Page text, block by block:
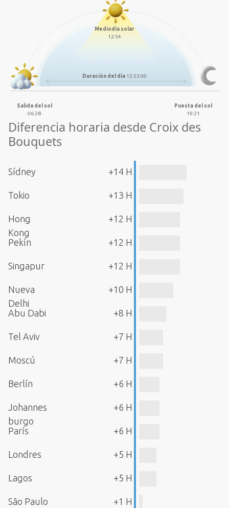
Mediodía solar
12:54
Duración del día 12:53:00
Salida del sol
06:28
Puesta del sol
19:21
Diferencia horaria desde Croix des
Bouquets
Sídney +14 H
Tokio +13 H
Hong
Kong
+12 H
Pekín +12 H
Singapur +12 H
Nueva
Delhi
+10 H
Abu Dabi +8 H
Tel Aviv +7 H
Moscú +7 H
Berlín +6 H
Johannes
burgo
+6 H
París +6 H
Londres +5 H
Lagos +5 H
São Paulo +1 H